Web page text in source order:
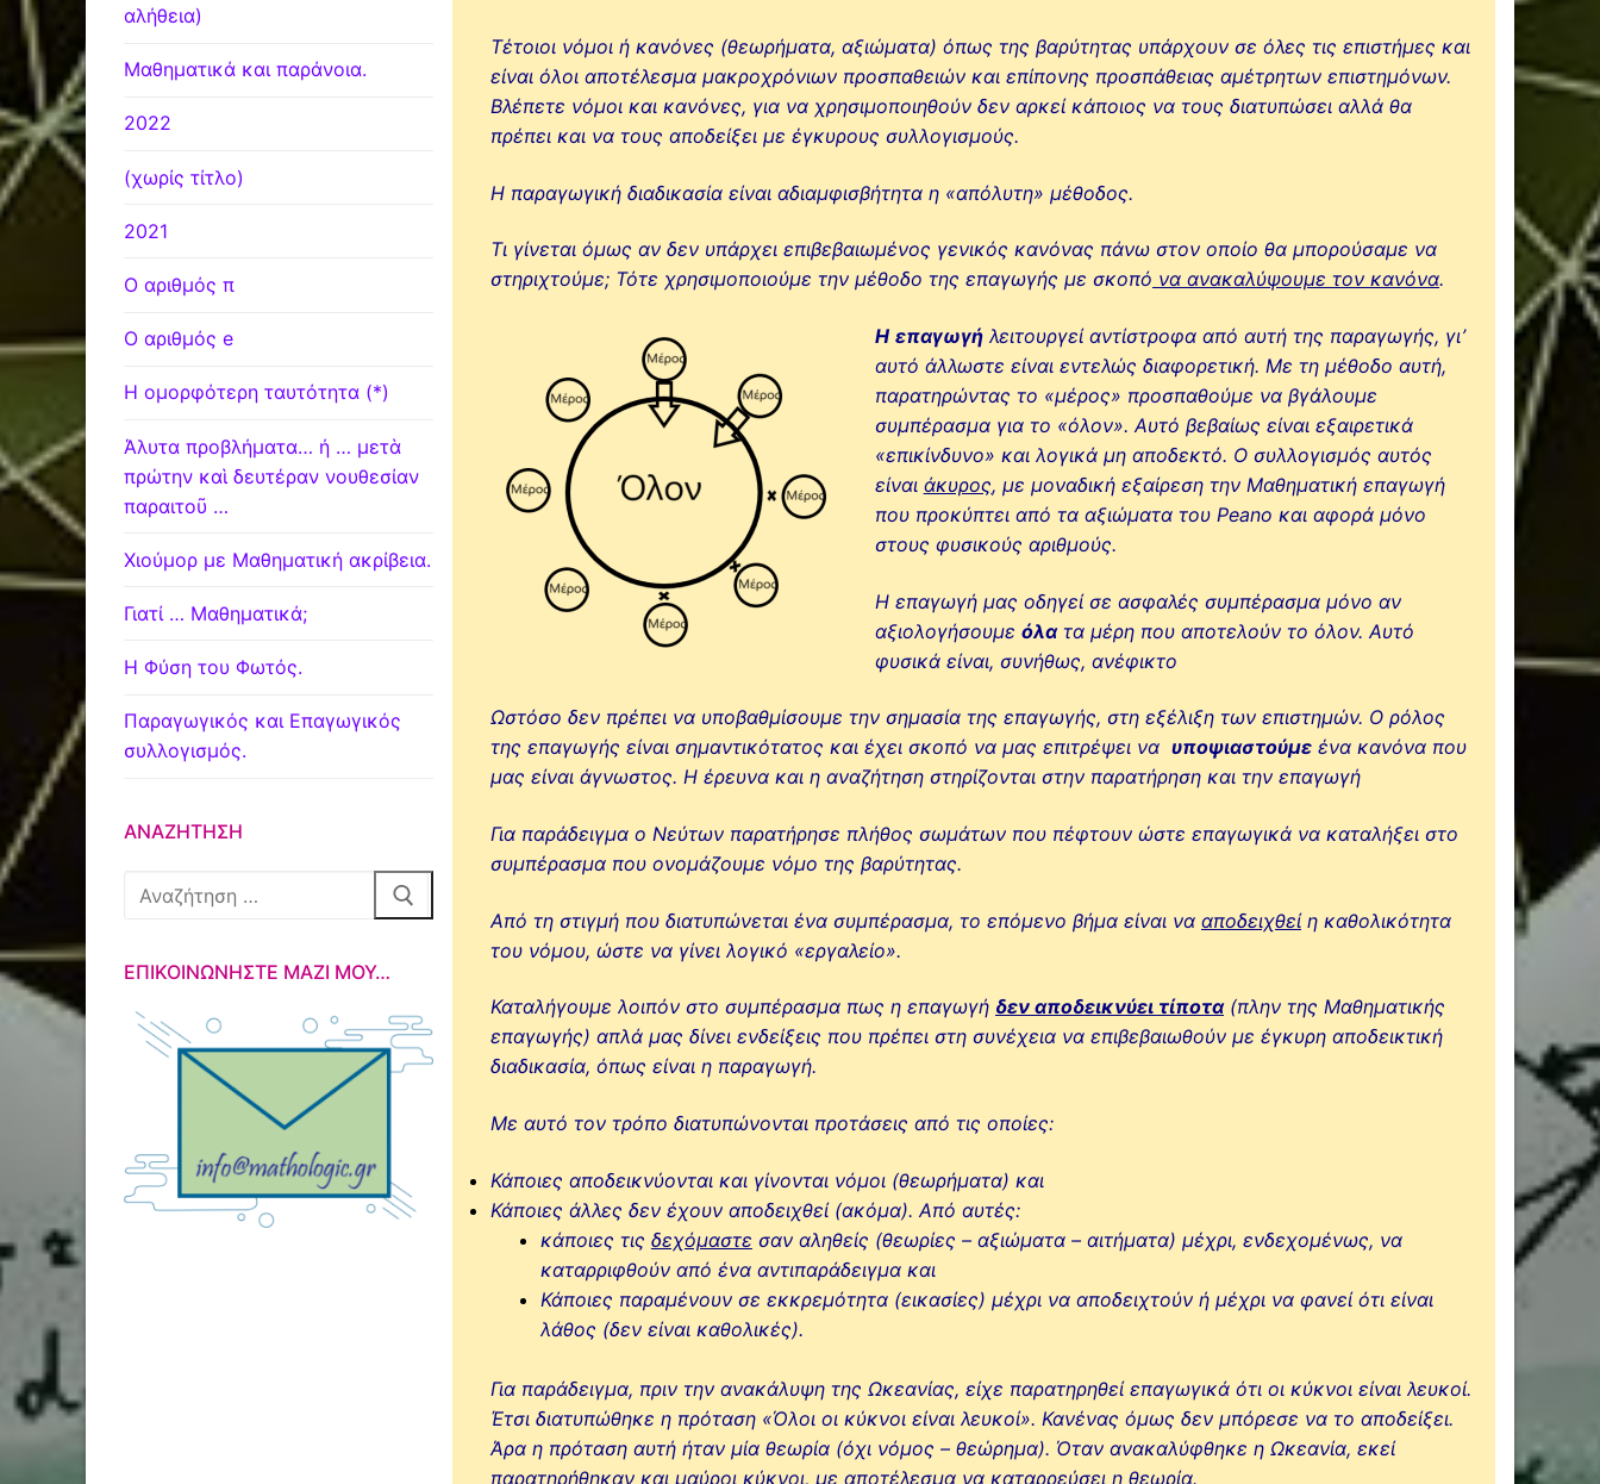
Τέτοιοι νόμοι ή κανόνες (θεωρήματα, αξιώματα) όπως της βαρύτητας υπάρχουν σε όλες τις επιστήμες και
είναι όλοι αποτέλεσμα μακροχρόνιων προσπαθειών και επίπονης προσπάθειας αμέτρητων επιστημόνων.
Βλέπετε νόμοι και κανόνες, για να χρησιμοποιηθούν δεν αρκεί κάποιος να τους διατυπώσει αλλά θα
πρέπει και να τους αποδείξει με έγκυρους συλλογισμούς.
Η παραγωγική διαδικασία είναι αδιαμφισβήτητα η «απόλυτη» μέθοδος.
Τι γίνεται όμως αν δεν υπάρχει επιβεβαιωμένος γενικός κανόνας πάνω στον οποίο θα μπορούσαμε να
στηριχτούμε; Τότε χρησιμοποιούμε την μέθοδο της επαγωγής με σκοπό να ανακαλύψουμε τον κανόνα.
Η επαγωγήλειτουργεί αντίστροφα από αυτή της παραγωγής, γι’
αυτό άλλωστε είναι εντελώς διαφορετική. Με τη μέθοδο αυτή,
παρατηρώντας το «μέρος» προσπαθούμε να βγάλουμε
συμπέρασμα για το «όλον». Αυτό βεβαίως είναι εξαιρετικά
«επικίνδυνο» και λογικά μη αποδεκτό. Ο συλλογισμός αυτός
είναι άκυρος, με μοναδική εξαίρεση την Μαθηματική επαγωγή
που προκύπτει από τα αξιώματα του Peano και αφορά μόνο
στους φυσικούς αριθμούς.
Η επαγωγή μας οδηγεί σε ασφαλές συμπέρασμα μόνο αν
αξιολογήσουμε όλατα μέρη που αποτελούν το όλον. Αυτό
φυσικά είναι, συνήθως, ανέφικτο
Ωστόσο δεν πρέπει να υποβαθμίσουμε την σημασία της επαγωγής, στη εξέλιξη των επιστημών. Ο ρόλος
της επαγωγής είναι σημαντικότατος και έχει σκοπό να μας επιτρέψει να υποψιαστούμε ένα κανόνα που
μας είναι άγνωστος. Η έρευνα και η αναζήτηση στηρίζονται στην παρατήρηση και την επαγωγή
Για παράδειγμα ο Νεύτων παρατήρησε πλήθος σωμάτων που πέφτουν ώστε επαγωγικά να καταλήξει στο
συμπέρασμα που ονομάζουμε νόμο της βαρύτητας.
Από τη στιγμή που διατυπώνεται ένα συμπέρασμα, το επόμενο βήμα είναι να αποδειχθείη καθολικότητα
του νόμου, ώστε να γίνει λογικό «εργαλείο».
Καταλήγουμε λοιπόν στο συμπέρασμα πως η επαγωγή δεν αποδεικνύει τίποτα(πλην της Μαθηματικής
επαγωγής) απλά μας δίνει ενδείξεις που πρέπει στη συνέχεια να επιβεβαιωθούν με έγκυρη αποδεικτική
διαδικασία, όπως είναι η παραγωγή.
Με αυτό τον τρόπο διατυπώνονται προτάσεις από τις οποίες:
Κάποιες αποδεικνύονται και γίνονται νόμοι (θεωρήματα) και
Κάποιες άλλες δεν έχουν αποδειχθεί (ακόμα). Από αυτές:
κάποιες τις δεχόμαστε σαν αληθείς (θεωρίες – αξιώματα – αιτήματα) μέχρι, ενδεχομένως, να
καταρριφθούν από ένα αντιπαράδειγμα και
Κάποιες παραμένουν σε εκκρεμότητα (εικασίες) μέχρι να αποδειχτούν ή μέχρι να φανεί ότι είναι
λάθος (δεν είναι καθολικές).
Για παράδειγμα, πριν την ανακάλυψη της Ωκεανίας, είχε παρατηρηθεί επαγωγικά ότι οι κύκνοι είναι λευκοί.
Έτσι διατυπώθηκε η πρόταση «Όλοι οι κύκνοι είναι λευκοί». Κανένας όμως δεν μπόρεσε να το αποδείξει.
Άρα η πρόταση αυτή ήταν μία θεωρία (όχι νόμος – θεώρημα). Όταν ανακαλύφθηκε η Ωκεανία, εκεί
παρατηρήθηκαν και μαύροι κύκνοι, με αποτέλεσμα να καταρρεύσει η θεωρία.
αλήθεια)
Μαθηματικά και παράνοια.
2022
(χωρίς τίτλο)
2021
Ο αριθμός π
Ο αριθμός e
Η ομορφότερη ταυτότητα (*)
Άλυτα προβλήματα… ή … μετὰ
πρώτην καὶ δευτέραν νουθεσίαν
παραιτοῦ …
Χιούμορ με Μαθηματική ακρίβεια.
Γιατί … Μαθηματικά;
Η Φύση του Φωτός.
Παραγωγικός και Επαγωγικός
συλλογισμός.
ΑΝΑΖΉΤΗΣΗ
Αναζήτηση
ΕΠΙΚΟΙΝΩΝΉΣΤΕ ΜΑΖΊ ΜΟΥ…